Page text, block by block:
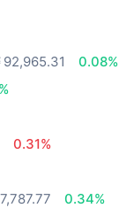
92,965.31
0.08%
0.31%
0.34%